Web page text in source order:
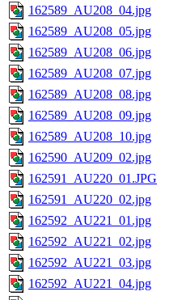
162589_AU208_04.jpg
162589_AU208_05.jpg
162589_AU208_06.jpg
162589_AU208_07.jpg
162589_AU208_08.jpg
162589_AU208_09.jpg
162589_AU208_10.jpg
162590_AU209_02.jpg
162591_AU220_01.JPG
162591_AU220_02.jpg
162592_AU221_01.jpg
162592_AU221_02.jpg
162592_AU221_03.jpg
162592_AU221_04.jpg